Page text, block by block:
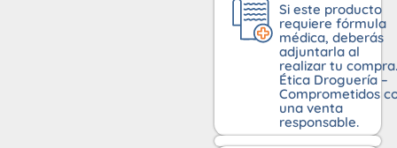
Si este producto
requiere fórmula
médica, deberás
adjuntarla al
realizar tu compra.
Ética Droguería –
Comprometidos
una venta
responsable.